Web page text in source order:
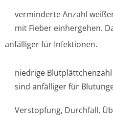
verminderte Anzahl
mit Fieber einhergehen.
anfälliger für Infektionen.
niedrige
sind anfälliger für
Verstopfung, Durchfall,